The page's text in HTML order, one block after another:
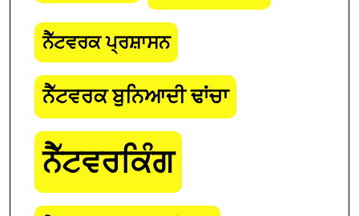
ਨੈੱਟਵਰਕ ਪ੍ਰਸ਼ਾਸਨ
ਨੈੱਟਵਰਕ ਬੁਨਿਆਦੀ ਢਾਂਚਾ
ਨੈੱਟਵਰਕਿੰਗ